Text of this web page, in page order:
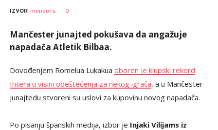
IZVOR mondo.rs 0
Mančester junajted pokušava da angažuje
napadača Atletik Bilbaa.
Dovođenjem Romelua Lukakua oboren je klupski rekord
Intera u visini obeštećenja za nekog igrača, a u Mančester
junajtedu stvoreni su uslovi za kupovinu novog napadača.
Po pisanju španskih medija, izbor je Injaki Vilijams iz